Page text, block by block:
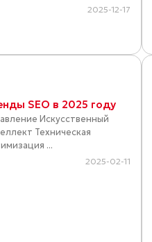
2025-12-17
SEO в 2025 году
Искусственный
Техническая
...
2025-02-11